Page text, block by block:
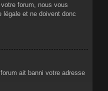
forum, nous vous
légale et ne doivent donc
ait banni votre adresse